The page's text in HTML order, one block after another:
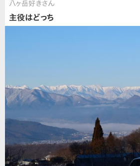
八ヶ岳好きさん
主役はどっち